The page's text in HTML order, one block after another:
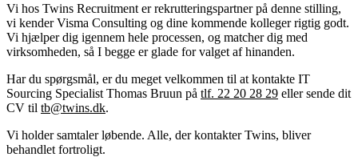
Vi hos Twins Recruitment er rekrutteringspartner på denne stilling,
vi kender Visma Consulting og dine kommende kolleger rigtig godt.
Vi hjælper dig igennem hele processen, og matcher dig med
virksomheden, så I begge er glade for valget af hinanden.
Har du spørgsmål, er du meget velkommen til at kontakte IT
Sourcing Specialist Thomas Bruun på tlf. 22 20 28 29 eller sende dit
CV til tb@twins.dk.
Vi holder samtaler løbende. Alle, der kontakter Twins, bliver
behandlet fortroligt.